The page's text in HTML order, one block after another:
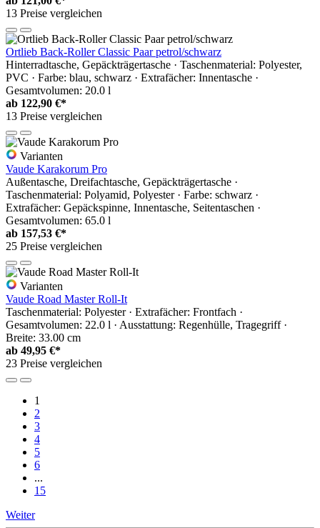
13 Preise vergleichen
Ortlieb Back-Roller Classic Paar petrol/schwarz
Hinterradtasche, Gepäckträgertasche · Taschenmaterial: Polyester,
PVC · Farbe: blau, schwarz · Extrafächer: Innentasche ·
Gesamtvolumen: 20.0 l
ab 122,90 €*
13 Preise vergleichen
Varianten
Vaude Karakorum Pro
Außentasche, Dreifachtasche, Gepäckträgertasche ·
Taschenmaterial: Polyamid, Polyester · Farbe: schwarz ·
Extrafächer: Gepäckspinne, Innentasche, Seitentaschen ·
Gesamtvolumen: 65.0 l
ab 157,53 €*
25 Preise vergleichen
Varianten
Vaude Road Master Roll-It
Taschenmaterial: Polyester · Extrafächer: Frontfach ·
Gesamtvolumen: 22.0 l · Ausstattung: Regenhülle, Tragegriff ·
Breite: 33.00 cm
ab 49,95 €*
23 Preise vergleichen
1
2
3
4
5
6
...
15
Weiter